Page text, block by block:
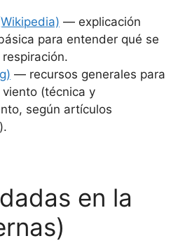
— explicación
para entender qué se
— recursos generales para
(técnica y
según artículos
en la